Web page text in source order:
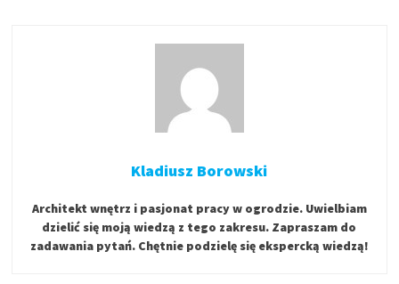
Kladiusz Borowski
Architekt wnętrz i pasjonat pracy w ogrodzie. Uwielbiam
dzielić się moją wiedzą z tego zakresu. Zapraszam do
zadawania pytań. Chętnie podzielę się ekspercką wiedzą!